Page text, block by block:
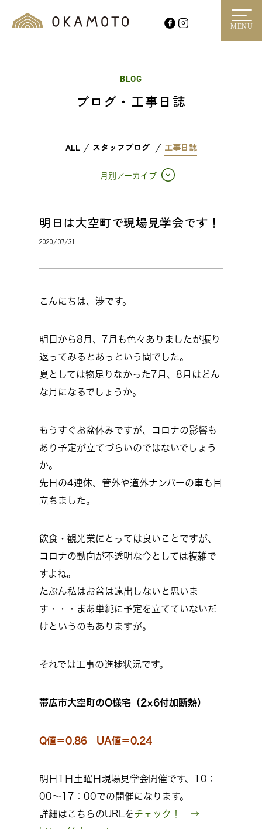
MENU
BLOG
ブログ・工事日誌
ALL スタッフブログ 工事日誌
月別アーカイブ
明日は大空町で現場見学会です！
2020/07/31
こんにちは、渉です。
明日から8月、7月も色々ありましたが振り
返ってみるとあっという間でした。
夏としては物足りなかった7月、8月はどん
な月になるでしょうか。
もうすぐお盆休みですが、コロナの影響も
あり予定が立てづらいのではないでしょう
か。
先日の4連休、管外や道外ナンバーの車も目
立ちました。
飲食・観光業にとっては良いことですが、
コロナの動向が不透明な今としては複雑で
すよね。
たぶん私はお盆は遠出しないと思いま
す・・・まあ単純に予定を立てていないだ
けというのもありますが。
それでは工事の進捗状況です。
帯広市大空町のO様宅（2×6付加断熱）
Q値＝0.86 UA値＝0.24
明日1日土曜日現場見学会開催です、10：
00～17：00での開催になります。
詳細はこちらのURLをチェック！ →